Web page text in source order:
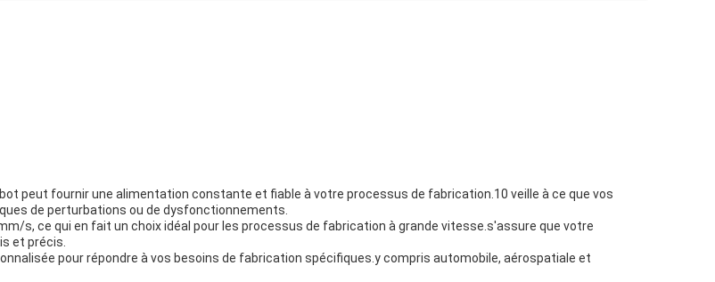
peut fournir une alimentation constante et fiable à votre processus de fabrication.10 veille à ce que vos
de perturbations ou de dysfonctionnements.
s, ce qui en fait un choix idéal pour les processus de fabrication à grande vitesse.s'assure que votre
et précis.
pour répondre à vos besoins de fabrication spécifiques.y compris automobile, aérospatiale et